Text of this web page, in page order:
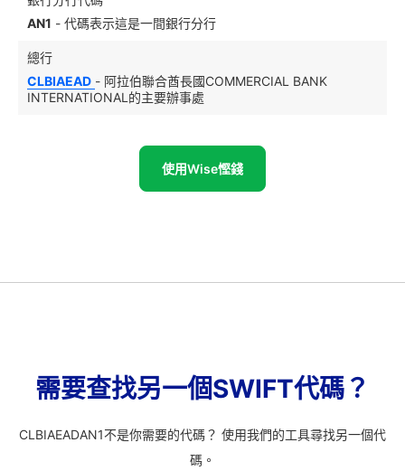
AN1 - 代碼表示這是一間銀行分行
總行
CLBIAEAD - 阿拉伯聯合酋長國COMMERCIAL BANK
INTERNATIONAL的主要辦事處
使用Wise慳錢
需要查找另一個SWIFT代碼？
CLBIAEADAN1不是你需要的代碼？ 使用我們的工具尋找另一個代
碼。